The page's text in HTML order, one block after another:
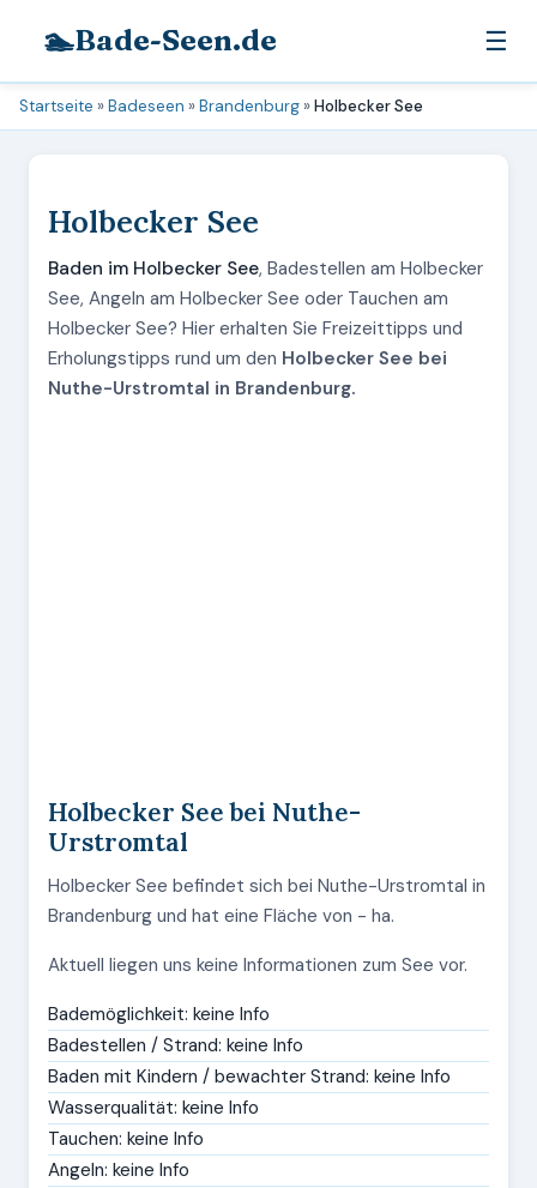
🏊Bade-Seen.de ☰
Startseite »Badeseen »Brandenburg »Holbecker See
Holbecker See
Baden im Holbecker See, Badestellen am Holbecker
See, Angeln am Holbecker See oder Tauchen am
Holbecker See? Hier erhalten Sie Freizeittipps und
Erholungstipps rund um den Holbecker See bei
Nuthe-Urstromtal in Brandenburg.
Holbecker See bei Nuthe-
Urstromtal
Holbecker See befindet sich bei Nuthe-Urstromtal in
Brandenburg und hat eine Fläche von - ha.
Aktuell liegen uns keine Informationen zum See vor.
Bademöglichkeit: keine Info
Badestellen / Strand: keine Info
Baden mit Kindern / bewachter Strand: keine Info
Wasserqualität: keine Info
Tauchen: keine Info
Angeln: keine Info